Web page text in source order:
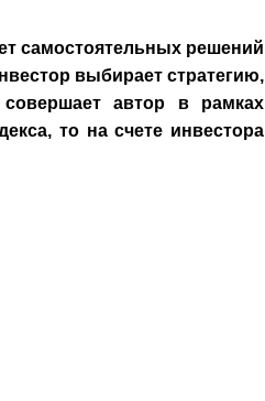
самостоятельных решений
выбирает стратегию,
автор в рамках
то на счете инвестора